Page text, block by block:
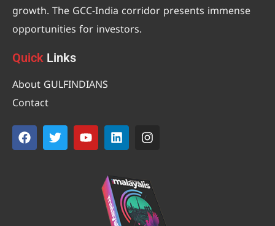
growth. The GCC-India corridor presents immense
opportunities for investors.
Quick Links
About GULFINDIANS
Contact